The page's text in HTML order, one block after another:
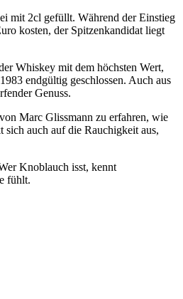
mit 2cl gefüllt. Während der Einstieg
kosten, der Spitzenkandidat liegt
Whiskey mit dem höchsten Wert,
endgültig geschlossen. Auch aus
Genuss.
Marc Glissmann zu erfahren, wie
auch auf die Rauchigkeit aus,
Knoblauch isst, kennt
fühlt.